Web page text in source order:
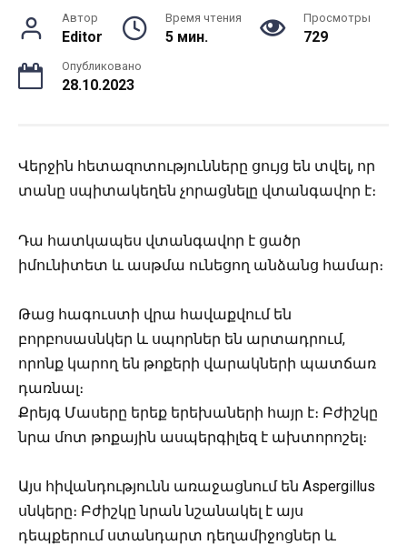
Автор
Editor
Время чтения
5 мин.
Просмотры
729
Опубликовано
28.10.2023
Վերջին հետազոտությունները ցույց են տվել, որ
տանը սպիտակեղեն չորացնելը վտանգավոր է։
Դա հատկապես վտանգավոր է ցածր
իմունիտետ և ասթմա ունեցող անձանց համար։
Թաց հագուստի վրա հավաքվում են
բորբոսասնկեր և սպորներ են արտադրում,
որոնք կարող են թոքերի վարակների պատճառ
դառնալ։
Քրեյգ Մասերը երեք երեխաների հայր է։ Բժիշկը
նրա մոտ թոքային ասպերգիլեզ է ախտորոշել։
Այս հիվանդությունն առաջացնում են Aspergillus
սնկերը։ Բժիշկը նրան նշանակել է այս
դեպքերում ստանդարտ դեղամիջոցներ և